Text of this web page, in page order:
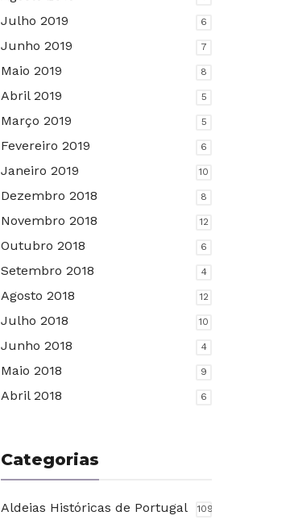
Julho 2019 6
Junho 2019 7
Maio 2019 8
Abril 2019 5
Março 2019 5
Fevereiro 2019 6
Janeiro 2019 10
Dezembro 2018 8
Novembro 2018 12
Outubro 2018 6
Setembro 2018 4
Agosto 2018 12
Julho 2018 10
Junho 2018 4
Maio 2018 9
Abril 2018 6
Categorias
Aldeias Históricas de Portugal 109